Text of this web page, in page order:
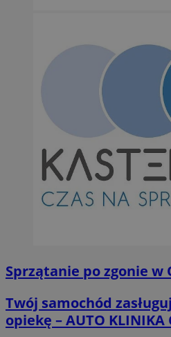
Sprzątanie po zgonie
Twój samochód
opiekę – AUTO KLINIKA